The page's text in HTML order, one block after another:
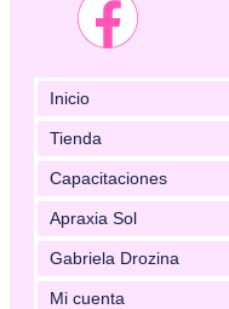
Inicio
Tienda
Capacitaciones
Apraxia Sol
Gabriela Drozina
Mi cuenta